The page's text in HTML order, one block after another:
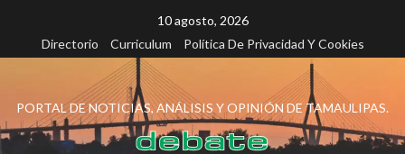
contenido
10 agosto, 2026
Directorio
Curriculum Política De Privacidad Y Cookies
PORTAL DE NOTICIAS, ANÁLISIS Y OPINIÓN DE TAMAULIPAS.